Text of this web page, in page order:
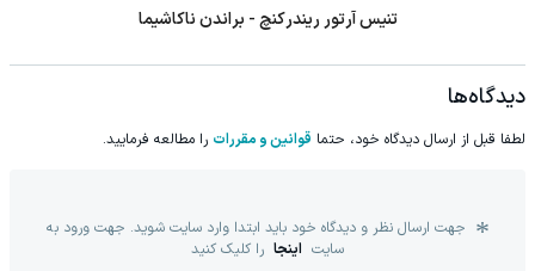
تنیس آرتور ریندرکنچ - براندن ناکاشیما
دیدگاه‌ها
لطفا قبل از ارسال دیدگاه خود، حتما قوانین و مقررات را مطالعه فرمایید.
جهت ارسال نظر و دیدگاه خود باید ابتدا وارد سایت شوید. جهت ورود به
سایت اینجا را کلیک کنید